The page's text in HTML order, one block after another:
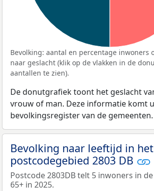
Bevolking: aantal en percentage inwoners
naar geslacht (klik op de vlakken in de
aantallen te zien).
De donutgrafiek toont het geslacht
vrouw of man. Deze informatie komt
bevolkingsregister van de gemeenten.
Bevolking naar leeftijd in het
postcodegebied 2803 DB
Postcode 2803DB telt 5 inwoners in
65+ in 2025.